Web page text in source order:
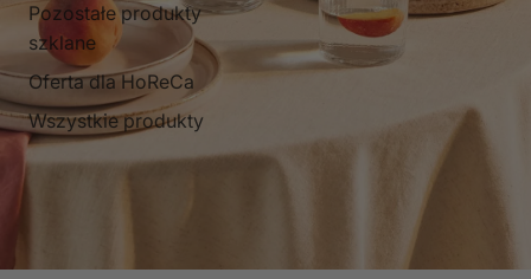
Pozostałe produkty
szklane
Oferta dla HoReCa
Wszystkie produkty